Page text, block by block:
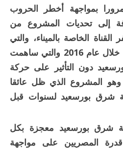
بمواجهة أخطر الحروب
إلى تحديات المشروع من
الخاصة بالميناء، والتي
استطاعت الدولة تنفيذها خلال عام 2016 والتي ساهمت
دون التأثير على حركة
وهو المشروع الذي ظل عائقا
شرق بورسعيد لسنوات قبل
بورسعيد معجزة بكل
المصريين على مواجهة